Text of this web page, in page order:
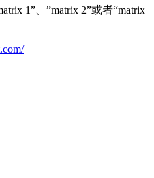
1”、”matrix 2”或者“matrix